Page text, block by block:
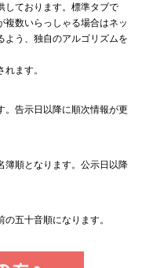
しております。標準タブで
複数いらっしゃる場合はネッ
よう、独自のアルゴリズムを
ます。
。告示日以降に順次情報が更
簿順となります。公示日以降
五十音順になります。